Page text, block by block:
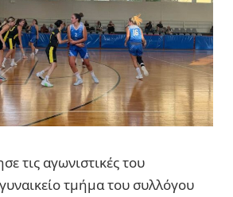
τις αγωνιστικές του
τμήμα του συλλόγου